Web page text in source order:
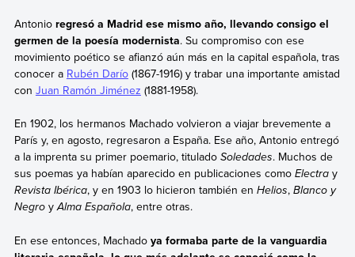
Antonio regresó a Madrid ese mismo año, llevando consigo el
germen de la poesía modernista. Su compromiso con ese
movimiento poético se afianzó aún más en la capital española, tras
conocer a Rubén Darío(1867-1916) y trabar una importante amistad
con Juan Ramón Jiménez (1881-1958).
En 1902, los hermanos Machado volvieron a viajar brevemente a
París y, en agosto, regresaron a España. Ese año, Antonio entregó
a la imprenta su primer poemario, titulado Soledades. Muchos de
sus poemas ya habían aparecido en publicaciones como Electray
Revista Ibérica, y en 1903 lo hicieron también en Helios, Blanco y
NegroyAlma Española, entre otras.
En ese entonces, Machado ya formaba parte de la vanguardia